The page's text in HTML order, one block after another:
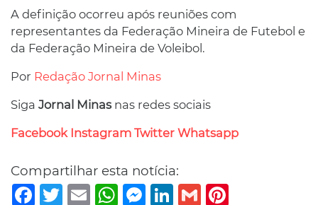
A definição ocorreu após reuniões com
representantes da Federação Mineira de Futebol e
da Federação Mineira de Voleibol.
Por Redação Jornal Minas
Siga Jornal Minasnas redes sociais
Facebook Instagram Twitter Whatsapp
Compartilhar esta notícia:
Facebook
TwitterEmail WhatsAppMessenger
LinkedIn
Gmail